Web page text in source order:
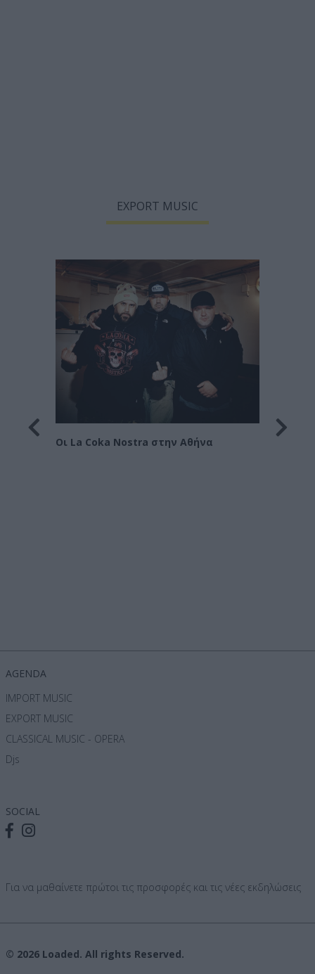
EXPORT MUSIC
Οι La Coka Nostra στην Αθήνα
AGENDA
IMPORT MUSIC
EXPORT MUSIC
CLASSICAL MUSIC - OPERA
Djs
SOCIAL
Για να μαθαίνετε πρώτοι τις προσφορές και τις νέες εκδηλώσεις
© 2026 Loaded. All rights Reserved.